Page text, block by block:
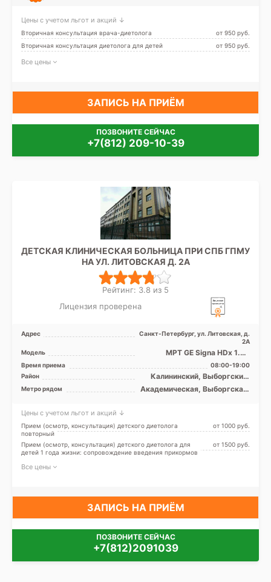
Цены с учетом льгот и акций ↓
Вторичная консультация врача-диетолога
от 950 pуб.
Вторичная консультация диетолога для детей
от 950 pуб.
Все цены
ЗАПИСЬ НА ПРИЁМ
ПОЗВОНИТЕ СЕЙЧАС
+7(812) 209-10-39
ДЕТСКАЯ КЛИНИЧЕСКАЯ БОЛЬНИЦА ПРИ СПБ ГПМУ
НА УЛ. ЛИТОВСКАЯ Д. 2А
Рейтинг: 3.8 из 5
Лицензия проверена
Адрес
Санкт-Петербург, ул. Литовская, д.
2А
Модель
МРТ GЕ Signa HDx 1.5Т
закрытый тип, МРТ Philips
Ingenia 1.5 Т полуоткр ...
Время приема
08:00-19:00
Район
Калининский, Выборгский,
Петроградский, Приморский,
Центральный
Метро рядом
Академическая, Выборгская,
Цены с учетом льгот и акций ↓
Прием (осмотр, консультация) детского диетолога
повторный
от 1000 pуб.
Прием (осмотр, консультация) детского диетолога для
детей 1 года жизни: сопровождение введения прикормов
от 1500 pуб.
Все цены
ЗАПИСЬ НА ПРИЁМ
ПОЗВОНИТЕ СЕЙЧАС
+7(812)2091039